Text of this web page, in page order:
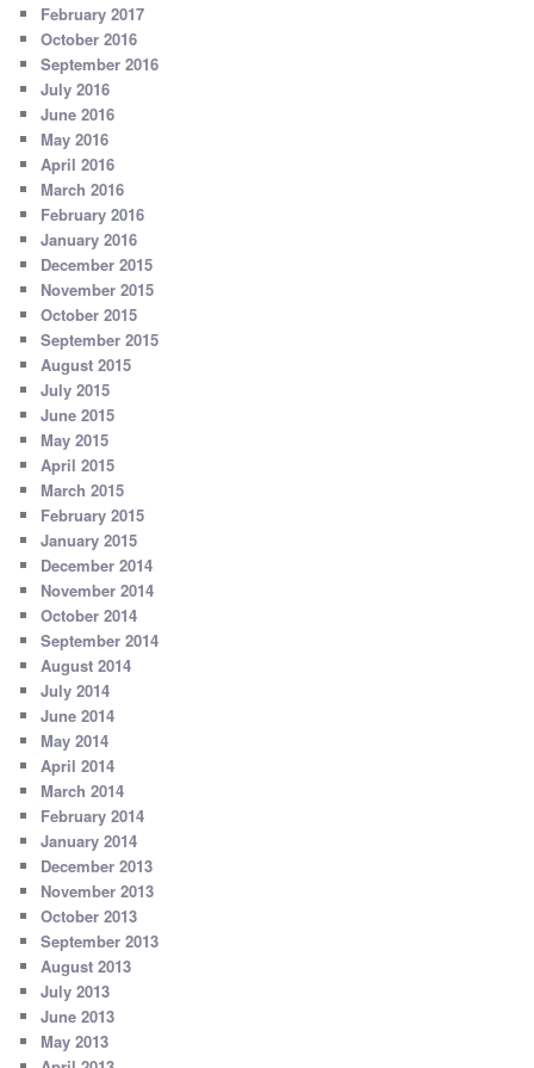
February 2017
October 2016
September 2016
July 2016
June 2016
May 2016
April 2016
March 2016
February 2016
January 2016
December 2015
November 2015
October 2015
September 2015
August 2015
July 2015
June 2015
May 2015
April 2015
March 2015
February 2015
January 2015
December 2014
November 2014
October 2014
September 2014
August 2014
July 2014
June 2014
May 2014
April 2014
March 2014
February 2014
January 2014
December 2013
November 2013
October 2013
September 2013
August 2013
July 2013
June 2013
May 2013